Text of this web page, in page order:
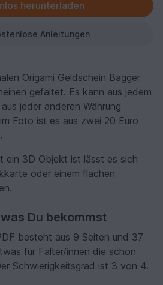
herunterladen
Anleitungen
Origami Geldschein Bagger
gefaltet. Es kann aus jedem
jeder anderen Währung
Foto ist es aus zwei 20 Euro
ein 3D Objekt ist lässt es sich
oder einem flachen
Du bekommst
besteht aus 9 Seiten und 37
für Falter/innen die schon
Schwierigkeitsgrad ist 3 von 4.